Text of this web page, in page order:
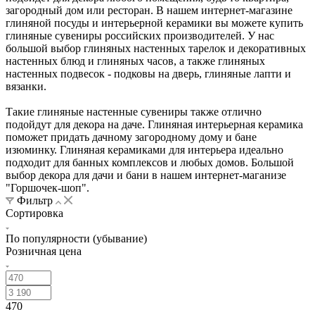
загородный дом или ресторан. В нашем интернет-магазине
глиняной посуды и интерьерной керамики вы можете купить
глиняные сувениры российских производителей. У нас
большой выбор глиняных настенных тарелок и декоративных
настенных блюд и глиняных часов, а также глиняных
настенных подвесок - подковы на дверь, глиняные лапти и
вязанки.
Такие глиняные настенные сувениры также отлично
подойдут для декора на даче. Глиняная интерьерная керамика
поможет придать дачному загородному дому и бане
изюминку. Глиняная керамиками для интерьера идеально
подходит для банных комплексов и любых домов. Большой
выбор декора для дачи и бани в нашем интернет-маганизе
"Горшочек-шоп".
Фильтр
Сортировка
По популярности (убывание)
Розничная цена
470